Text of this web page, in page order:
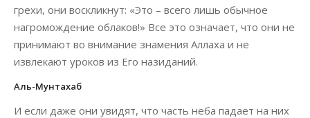
грехи, они воскликнут: «Это – всего лишь обычное
нагромождение облаков!» Все это означает, что они не
принимают во внимание знамения Аллаха и не
извлекают уроков из Его назиданий.
Аль-Мунтахаб
И если даже они увидят, что часть неба падает на них